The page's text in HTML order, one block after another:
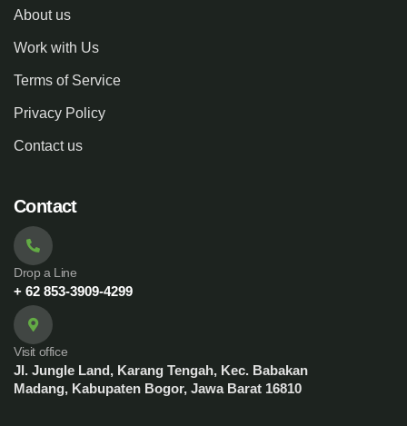
About us
Work with Us
Terms of Service
Privacy Policy
Contact us
Contact
Drop a Line
+ 62 853-3909-4299
Visit office
Jl. Jungle Land, Karang Tengah, Kec. Babakan
Madang, Kabupaten Bogor, Jawa Barat 16810